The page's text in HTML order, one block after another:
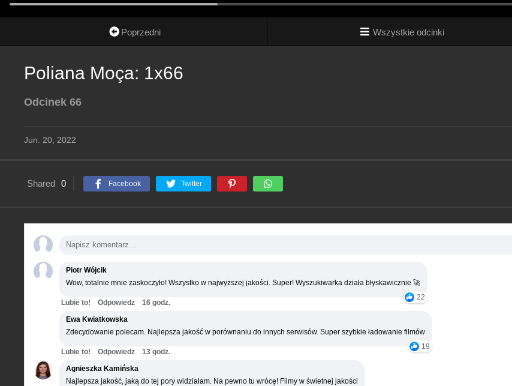
Poprzedni Wszystkie odcinki
Poliana Moça: 1x66
Odcinek 66
Jun. 20, 2022
Shared 0 Facebook Twitter
Piotr Wójcik
Wow, totalnie mnie zaskoczyło! Wszystko w najwyższej jakości. Super! Wyszukiwarka działa błyskawicznie 🚀
22
Lubie to! Odpowiedz
16 godz.
Ewa Kwiatkowska
Zdecydowanie polecam. Najlepsza jakość w porównaniu do innych serwisów. Super szybkie ładowanie filmów
19
Lubie to! Odpowiedz
13 godz.
Agnieszka Kamińska
Najlepsza jakość, jaką do tej pory widziałam. Na pewno tu wrócę! Filmy w świetnej jakości